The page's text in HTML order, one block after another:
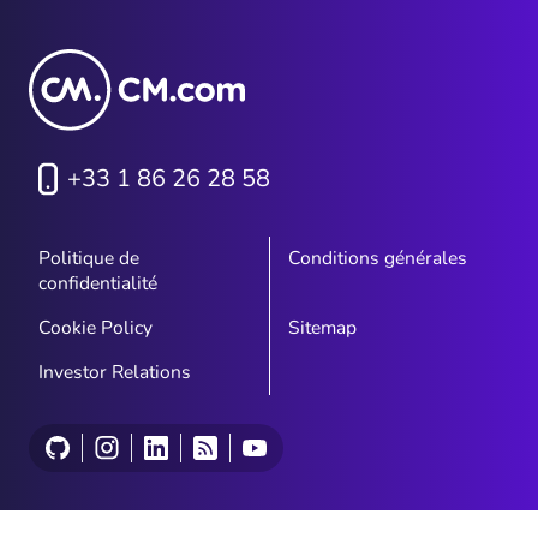
+33 1 86 26 28 58
Politique de
confidentialité
Conditions générales
Cookie Policy
Sitemap
Investor Relations